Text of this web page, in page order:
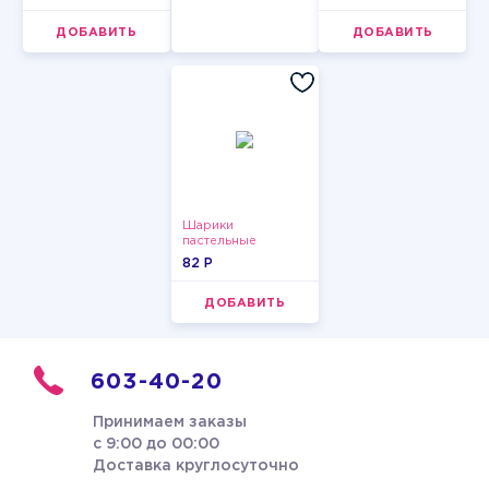
ДОБАВИТЬ ДОБАВИТЬ
Шарики
пастельные
82 P
ДОБАВИТЬ
603-40-20
Принимаем заказы
с 9:00 до 00:00
Доставка круглосуточно